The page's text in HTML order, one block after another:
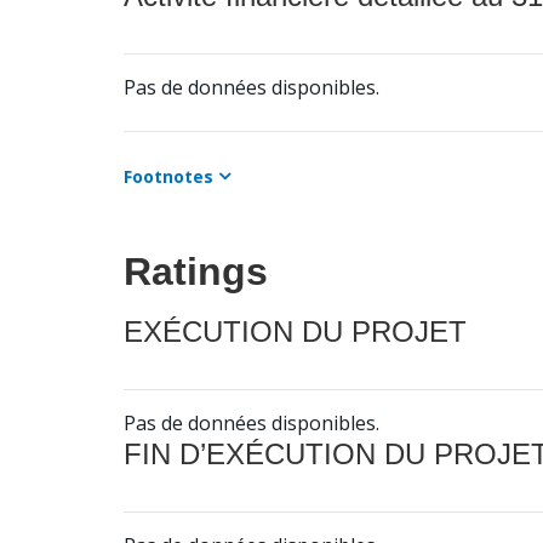
Pas de données disponibles.
Footnotes
Ratings
EXÉCUTION DU PROJET
Pas de données disponibles.
FIN D’EXÉCUTION DU